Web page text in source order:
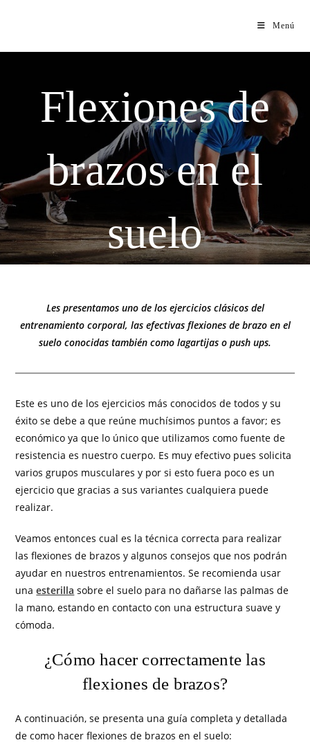
Menú
Flexiones de
brazos en el
suelo
Les presentamos uno de los ejercicios clásicos del
entrenamiento corporal, las efectivas flexiones de brazo en el
suelo conocidas también como lagartijas o push ups.
Este es uno de los ejercicios más conocidos de todos y su
éxito se debe a que reúne muchísimos puntos a favor; es
económico ya que lo único que utilizamos como fuente de
resistencia es nuestro cuerpo. Es muy efectivo pues solicita
varios grupos musculares y por si esto fuera poco es un
ejercicio que gracias a sus variantes cualquiera puede
realizar.
Veamos entonces cual es la técnica correcta para realizar
las flexiones de brazos y algunos consejos que nos podrán
ayudar en nuestros entrenamientos. Se recomienda usar
unaesterilla sobre el suelo para no dañarse las palmas de
la mano, estando en contacto con una estructura suave y
cómoda.
¿Cómo hacer correctamente las
flexiones de brazos?
A continuación, se presenta una guía completa y detallada
de como hacer flexiones de brazos en el suelo: